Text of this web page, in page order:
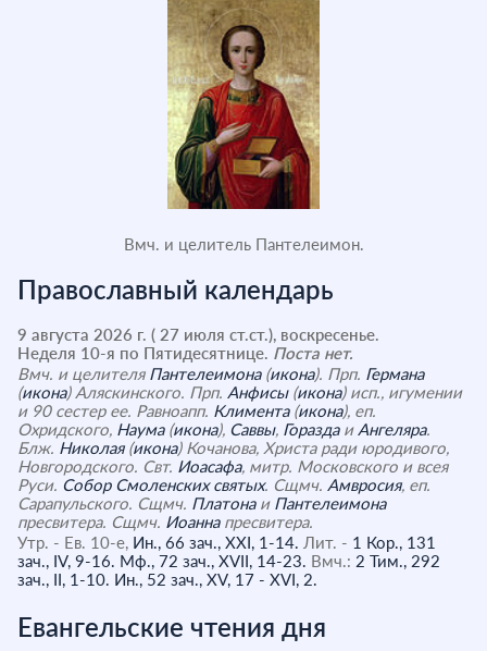
Вмч. и целитель Пантелеимон.
Православный календарь
9 августа 2026 г. ( 27 июля ст.ст.), воскресенье.
Неделя 10-я по Пятидесятнице. Поста нет.
Вмч. и целителя Пантелеимона(икона). Прп. Германа
(икона) Аляскинского. Прп. Анфисы(икона) исп., игумении
и 90 сестер ее. Равноапп. Климента(икона), еп.
Охридского, Наума(икона), Саввы, Гораздаи Ангеляра.
Блж. Николая(икона) Кочанова, Христа ради юродивого,
Новгородского. Свт. Иоасафа, митр. Московского и всея
Руси. Собор Смоленских святых. Сщмч. Амвросия, еп.
Сарапульского. Сщмч. Платонаи Пантелеимона
пресвитера. Сщмч. Иоаннапресвитера.
Утр. - Ев. 10-е, Ин., 66 зач., XXI, 1-14. Лит. - 1 Кор., 131
зач., IV, 9-16. Мф., 72 зач., XVII, 14-23. Вмч.: 2 Тим., 292
зач., II, 1-10. Ин., 52 зач., XV, 17 - XVI, 2.
Евангельские чтения дня